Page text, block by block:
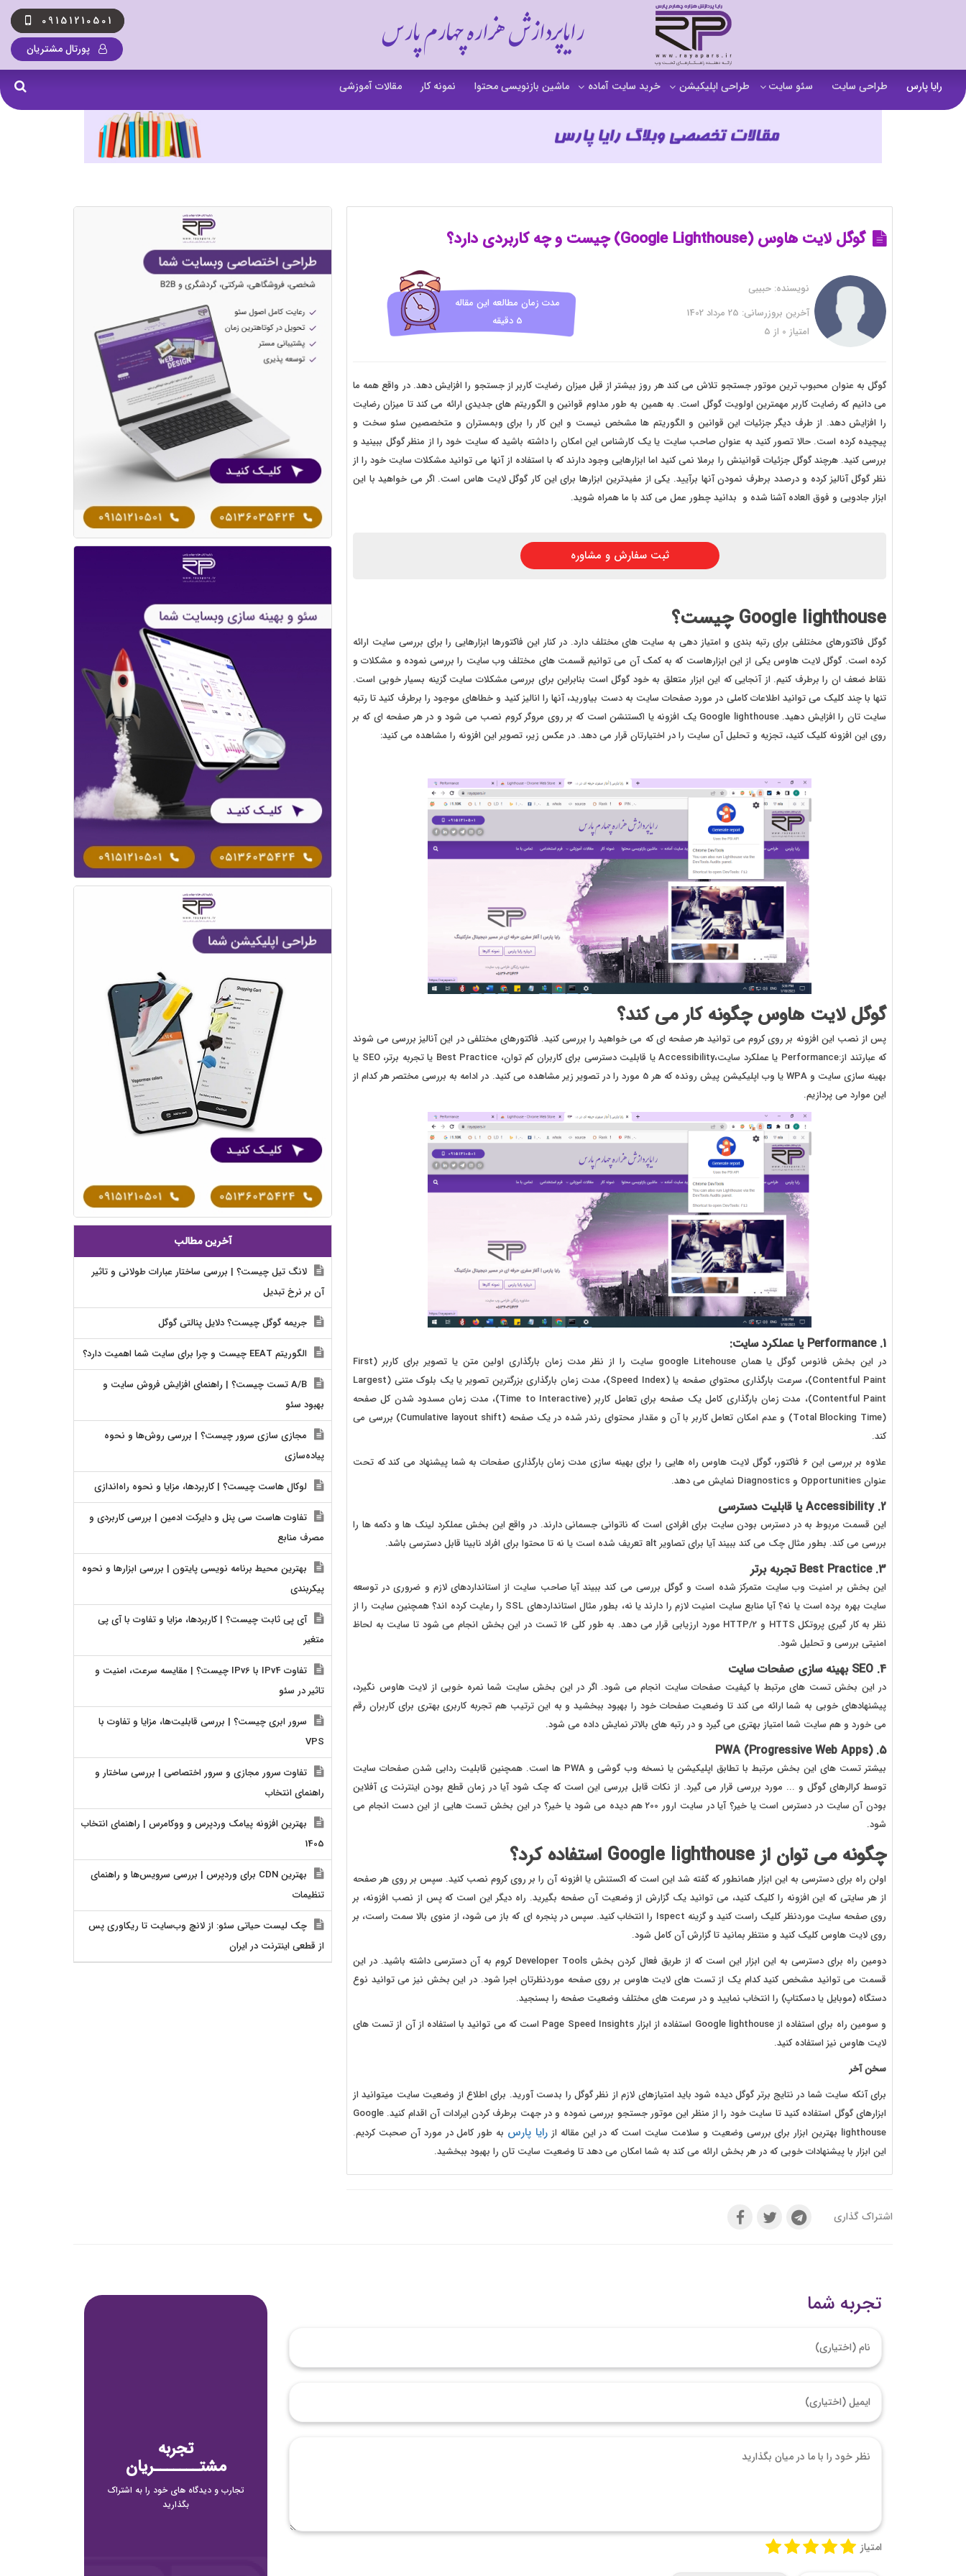
رایاپردازش هزاره چهارم پارس
09151210501
پورتال مشتریان
رایا پارس طراحی سایت سئو سایت
آنالیز سایت
سئو خارجی و ساخت بک لینک
طراحی اپلیکیشن
اپلیکیشن فروشگاهی
خرید سایت آماده
خرید سایت گردشگری
خرید سایت شرکتی
خرید سایت b2b بی تو بی
خرید سایت فروش فایل
خرید سایت با امکانات دیوار
خرید سایت نوبت دهی پزشکان
خرید سایت هتل
خرید سایت همایش
ماشین بازنویسی محتوا نمونه کار مقالات آموزشی
گوگل لایت هاوس (Google Lighthouse) چیست و چه کاربردی دارد؟
نویسنده: حبیبی
آخرین بروزرسانی:
امتیاز 0 از 5
مدت زمان مطالعه این مقاله
5 دقیقه
گوگل به عنوان محبوب ترین موتور جستجو تلاش می کند هر روز بیشتر از قبل میزان رضایت کاربر از جستجو را افزایش دهد. در واقع همه ما
می دانیم که رضایت کاربر مهمترین اولویت گوگل است. به همین به طور مداوم قوانین و الگوریتم های جدیدی ارائه می کند تا میزان رضایت
را افزایش دهد. از طرف دیگر جزئیات این قوانین و الگوریتم ها مشخص نیست و این کار را برای وبمستران و متخصصین سئو سخت و
پیچیده کرده است. حالا تصور کنید به عنوان صاحب سایت یا یک کارشناس این امکان را داشته باشید که سایت خود را از منظر گوگل ببینید و
بررسی کنید. هرچند گوگل جزئیات قوانینش را برملا نمی کنید اما ابزارهایی وجود دارند که با استفاده از آنها می توانید مشکلات سایت خود را از
نظر گوگل آنالیز کرده و درصدد برطرف نمودن آنها برآیید. یکی از مفیدترین ابزارها برای این کار گوگل لایت هاس است. اگر می خواهید با این
ابزار جادویی و فوق العاده آشنا شده و بدانید چطور عمل می کند با ما همراه شوید.
ثبت سفارش و مشاوره
Google lighthouse چیست؟
گوگل فاکتورهای مختلفی برای رتبه بندی و امتیاز دهی به سایت های مختلف دارد. در کنار این فاکتورها ابزارهایی را برای بررسی سایت ارائه
کرده است. گوگل لایت هاوس یکی از این ابزارهاست که به کمک آن می توانیم قسمت های مختلف وب سایت را بررسی نموده و مشکلات و
نقاط ضعف ان را برطرف کنیم. از آنجایی که این ابزار متعلق به خود گوگل است بنابراین برای بررسی مشکلات سایت گزینه بسیار خوبی است.
تنها با چند کلیک می توانید اطلاعات کاملی در مورد صفحات سایت به دست بیاورید، آنها را انالیز کنید و خطاهای موجود را برطرف کنید تا رتبه
سایت تان را افزایش دهید. Google lighthouse یک افزونه یا اکستنشن است که بر روی مروگر کروم نصب می شود و در هر صفحه ای که بر
روی این افزونه کلیک کنید، تجزیه و تحلیل آن سایت را در اختیارتان قرار می دهد. در عکس زیر، تصویر این افزونه را مشاهده می کنید:
گوگل لایت هاوس چگونه کار می کند؟
پس از نصب این افزونه بر روی کروم می توانید هر صفحه ای که می خواهید را بررسی کنید. فاکتورهای مختلفی در این آنالیز بررسی می شوند
که عبارتند از:Performance یا عملکرد سایت،Accessibility یا قابلیت دسترسی برای کاربران کم توان، Best Practice یا تجربه برتر، SEO یا
بهینه سازی سایت و WPA یا وب اپلیکیشن پیش رونده که هر 5 مورد را در تصویر زیر مشاهده می کنید. در ادامه به بررسی مختصر هر کدام از
این موارد می پردازیم.
1. Performance یا عملکرد سایت:
در این بخش فانوس گوگل یا همان google Litehouse سایت را از نظر مدت زمان بارگذاری اولین متن یا تصویر برای کاربر (First
Contentful Paint)، سرعت بارگذاری محتوای صفحه یا (Speed Index)، مدت زمان بارگذاری بزرگترین تصویر یا یک بلوک متنی (Largest
Contentful Paint)، مدت زمان بارگذاری کامل یک صفحه برای تعامل کاربر (Time to Interactive)، مدت زمان مسدود شدن کل صفحه
(Total Blocking Time) و عدم امکان تعامل کاربر با آن و مقدار محتوای رندر شده در یک صفحه (Cumulative layout shift) بررسی می
کند.
علاوه بر بررسی این 6 فاکتور، گوگل لایت هاوس راه هایی را برای بهینه سازی مدت زمان بارگذاری صفحات به شما پیشنهاد می کند که تحت
عنوان Opportunities و Diagnostics نمایش می دهد.
2. Accessibility یا قابلیت دسترسی
این قسمت مربوط به در دسترس بودن سایت برای افرادی است که ناتوانی جسمانی دارند. در واقع این بخش عملکرد لینک ها و دکمه ها را
بررسی می کند. بطور مثال چک می کند ببیند آیا برای تصاویر alt تعریف شده است یا نه تا محتوا برای افراد نابینا قابل دسترسی باشد.
3. Best Practice تجربه برتر
این بخش بر امنیت وب سایت متمرکز شده است و گوگل بررسی می کند ببیند آیا صاحب سایت از استانداردهای لازم و ضروری در توسعه
سایت بهره برده است یا نه؟ آیا منابع سایت امنیت لازم را دارند یا نه، بطور مثال استانداردهای SSL را رعایت کرده اند؟ همچنین سایت را از
نظر به کار گیری پروتکل HTTS و HTTP/2 مورد ارزیابی قرار می دهد. به طور کلی 16 تست در این بخش انجام می شود تا سایت به لحاظ
امنیتی بررسی و تحلیل شود.
4. SEO بهینه سازی صفحات سایت
در این بخش تست های مرتبط با کیفیت صفحات سایت انجام می شود. اگر در این بخش سایت شما نمره خوبی از لایت هاوس نگیرد،
پیشنهادهای خوبی به شما ارائه می کند تا وضعیت صفحات خود را بهبود ببخشید و به این ترتیب هم تجربه کاربری بهتری برای کاربران رقم
می خورد و هم سایت شما امتیاز بهتری می گیرد و در رتبه های بالاتر نمایش داده می شود.
5. PWA (Progressive Web Apps)
بیشتر تست های این بخش مرتبط با تطابق اپلیکیشن یا نسخه وب گوشی و PWA ها است. همچنین قابلیت ردابی شدن صفحات سایت
توسط کرالرهای گوگل و ... مورد بررسی قرار می گیرد. از نکات قابل بررسی این است که چک شود آیا در زمان قطع بودن اینترنت ی آفلاین
بودن آن سایت در دسترس است یا خیر؟ آیا در سایت ارور 200 هم دیده می شود یا خیر؟ در این بخش تست هایی از این دست انجام می
شود.
چگونه می توان از Google lighthouse استفاده کرد؟
اولن راه برای دسترسی به این ابزار همانطور که گفته شد این است که اکستنش یا افزونه آن را بر روی کروم نصب کنید. سپس بر روی هر صفحه
از هر سایتی که این افزونه را کلیک کنید، می توانید یک گزارش از وضعیت آن صفحه بگیرید. راه دیگر این است که پس از نصب افزونه، بر
روی صفحه سایت موردنظر کلیک راست کنید و گزینه Ispect را انتخاب کنید. سپس در پنجره ای که باز می شود، از منوی بالا سمت راست، بر
روی لایت هاوس کلیک کنید و منتظر بمانید تا گزارش آن کامل شود.
دومین راه برای دسترسی به این ابزار این است که از طریق فعال کردن بخش Developer Tools کروم به آن دسترسی داشته باشید. در این
قسمت می توانید مشخص کنید کدام یک از تست های لایت هاوس بر روی صفحه موردنظرتان اجرا شود. در این بخش نیز می توانید نوع
دستگاه (موبایل یا دسکتاپ) را انتخاب نمایید و در سرعت های مختلف وضعیت صفحه را بسنجید.
و سومین راه برای استفاده از Google lighthouse استفاده از ابزار Page Speed Insights است که می توانید با استفاده از آن از تست های
لایت هاوس نیز استفاده کنید.
سخن آخر
برای آنکه سایت شما در نتایج برتر گوگل دیده شود باید امتیازهای لازم از نظر گوگل را بدست آورید. برای اطلاع از وضعیت سایت میتوانید از
ابزارهای گوگل استفاده کنید تا سایت خود را از منظر این موتور جستجو بررسی نموده و در جهت برطرف کردن ایرادات آن اقدام کنید. Google
lighthouse بهترین ابزار برای بررسی وضعیت و سلامت سایت است که در این مقاله از
رایا پارس به طور کامل در مورد آن صحبت کردیم.
این ابزار با پیشنهادات خوبی که در هر بخش ارائه می کند به شما امکان می دهد تا وضعیت سایت تان را بهبود ببخشید.
اشتراک گذاری
آخرین مطالب
لانگ تیل چیست؟ | بررسی ساختار عبارات طولانی و تاثیر
آن بر نرخ تبدیل
جریمه گوگل چیست؟ دلایل پنالتی گوگل
الگوریتم EEAT چیست و چرا برای سایت شما اهمیت دارد؟
A/B تست چیست؟ | راهنمای افزایش فروش سایت و
بهبود سئو
مجازی سازی سرور چیست؟ | بررسی روش‌ها و نحوه
پیاده‌سازی
لوکال هاست چیست؟ | کاربردها، مزایا و نحوه راه‌اندازی
تفاوت هاست سی پنل و دایرکت ادمین | بررسی کاربردی و
مصرف منابع
بهترین محیط برنامه نویسی پایتون | بررسی ابزارها و نحوه
پیکربندی
آی پی ثابت چیست؟ | کاربردها، مزایا و تفاوت با آی پی
متغیر
تفاوت IPv4 با IPv6 چیست؟ | مقایسه سرعت، امنیت و
تاثیر در سئو
سرور ابری چیست؟ | بررسی قابلیت‌ها، مزایا و تفاوت با
VPS
تفاوت سرور مجازی و سرور اختصاصی | بررسی ساختار و
راهنمای انتخاب
بهترین افزونه پیامک وردپرس و ووکامرس | راهنمای انتخاب
1405
بهترین CDN برای وردپرس | بررسی سرویس‌ها و راهنمای
تنظیمات
چک لیست حیاتی سئو: از لانچ وب‌سایت تا ریکاوری پس
از قطعی اینترنت در ایران
تجربه شما
امتیاز
تجربه
مشتـــــــریان
تجارب و دیدگاه های خود را به اشتراک
بگذارید